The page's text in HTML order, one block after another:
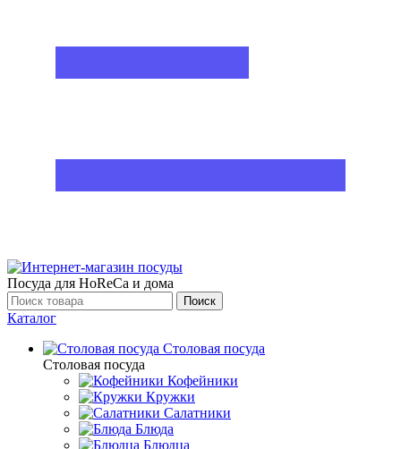
Посуда для HoReCa и дома
Поиск
Каталог
Столовая посуда
Столовая посуда
Кофейники
Кружки
Салатники
Блюда
Блюдца